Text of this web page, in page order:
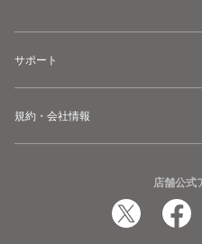
サポート
規約・会社情報
店舗公式